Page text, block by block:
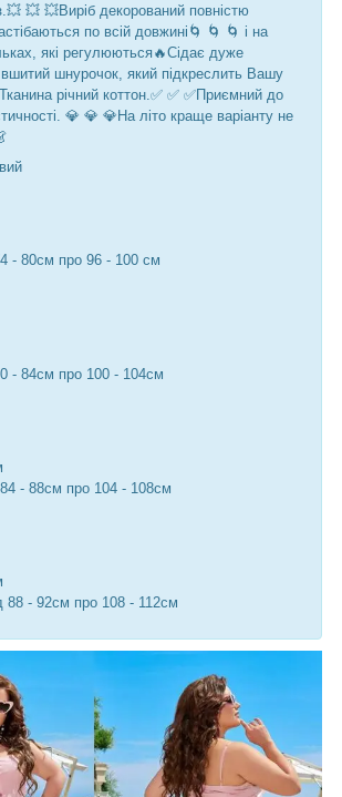
💥 💥Виріб декорований повністю
по всій довжині🌀 🌀 🌀 і на
які регулюються🔥Сідає дуже
вшитий шнурочок, який підкреслить Вашу
річний коттон.✅ ✅ ✅Приємний до
💎 💎 💎На літо краще варіанту не
- 80см про 96 - 100 см
- 84см про 100 - 104см
- 88см про 104 - 108см
88 - 92см про 108 - 112см